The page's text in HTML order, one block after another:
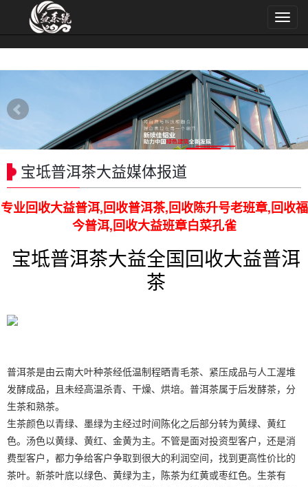
导
航
菜
宝坻普洱茶大益媒体报道
专业回收大益普洱,回收普洱茶,回收陈升号老班章,回收福
今普洱,回收大益班章白菜孔雀
宝坻普洱茶大益全国回收大益普洱
茶
普洱茶是由云南大叶种茶经低温制程晒青毛茶、紧压成品与人工渥堆
发酵成品，且未经高温杀青、干燥、烘培。普洱茶属于后发酵茶，分
生茶和熟茶。
生茶颜色以青绿、墨绿为主经过时间陈化之后部分转为黄绿、黄红
色。汤色以黄绿、黄红、金黄为主。不管是面对投资型客户，还是消
费型客户，都力争给客户争取到很大的利润空间，找到更高性价比的
茶叶。新茶叶底以绿色、黄绿为主，陈茶为红黄或枣红色。生茶有